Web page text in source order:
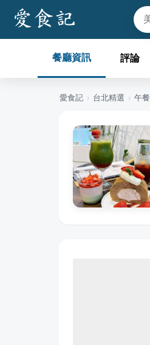
餐廳資訊 評論
愛食記 › 台北精選 › 午餐